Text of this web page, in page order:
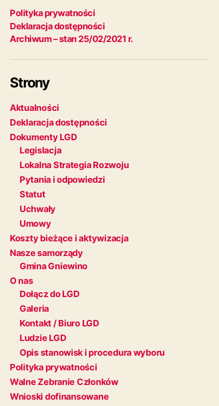
Polityka prywatności
Deklaracja dostępności
Archiwum – stan 25/02/2021 r.
Strony
Aktualności
Deklaracja dostępności
Dokumenty LGD
Legislacja
Lokalna Strategia Rozwoju
Pytania i odpowiedzi
Statut
Uchwały
Umowy
Koszty bieżące i aktywizacja
Nasze samorządy
Gmina Gniewino
O nas
Dołącz do LGD
Galeria
Kontakt / Biuro LGD
Ludzie LGD
Opis stanowisk i procedura wyboru
Polityka prywatności
Walne Zebranie Członków
Wnioski dofinansowane